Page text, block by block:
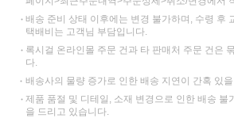
배송 준비 상태 이후에는 변경 불가하며, 수령 후
택배비는 고객님 부담입니다.
록시걸 온라인몰 주문 건과 타 판매처 주문 건은
다.
배송사의 물량 증가로 인한 배송 지연이 간혹 있
제품 품절 및 디테일, 소재 변경으로 인한 배송 불
을 드리고 있습니다.